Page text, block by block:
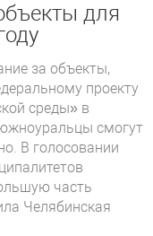
для
за объекты,
проекту
среды» в
смогут
В голосовании
часть
Челябинская